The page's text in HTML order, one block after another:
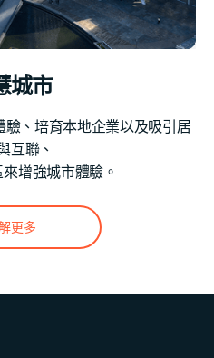
城市
、培育本地企業以及吸引居
互聯、
增強城市體驗。
更多